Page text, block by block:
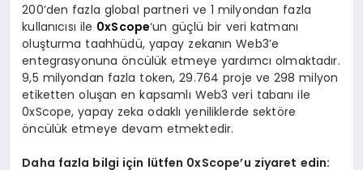
200’den fazla global partneri ve 1 milyondan fazla
kullanıcısı ile 0xScope‘un güçlü bir veri katmanı
oluşturma taahhüdü, yapay zekanın Web3’e
entegrasyonuna öncülük etmeye yardımcı olmaktadır.
9,5 milyondan fazla token, 29.764 proje ve 298 milyon
etiketten oluşan en kapsamlı Web3 veri tabanı ile
0xScope, yapay zeka odaklı yeniliklerde sektöre
öncülük etmeye devam etmektedir.
Daha fazla bilgi için lütfen 0xScope’u ziyaret edin: